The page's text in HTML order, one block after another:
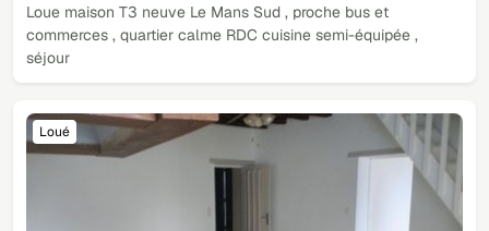
Loue maison T3 neuve Le Mans Sud , proche bus et
commerces , quartier calme RDC cuisine semi-équipée ,
séjour
Loué